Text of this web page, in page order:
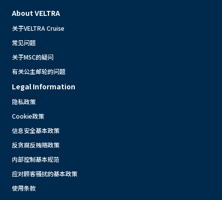
About VELTRA
关于VELTRA Cruise
常见问题
关于MSC的疑问
有关公主邮轮的问题
Legal Information
隐私政策
Cookie政策
信息安全基本政策
反贪腐反贿赂政策
内部控制基本规范
应对顾客骚扰的基本政策
使用条款